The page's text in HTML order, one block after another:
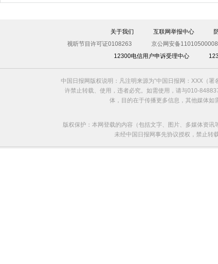
关于我们 互联网举报中心
视听节目许可证0108263
京公网安备
12300电信用户申诉受理中心
中国日报网版权说明：凡注明来源为“中国日报网：XXX（
许禁止转载、使用，违者必究。如需使用，请与010-
体，目的在于传播更多信息，其他媒体
版权保护：本网登载的内容（包括文字、图片、多媒体资
未经中国日报网事先协议授权，禁止转